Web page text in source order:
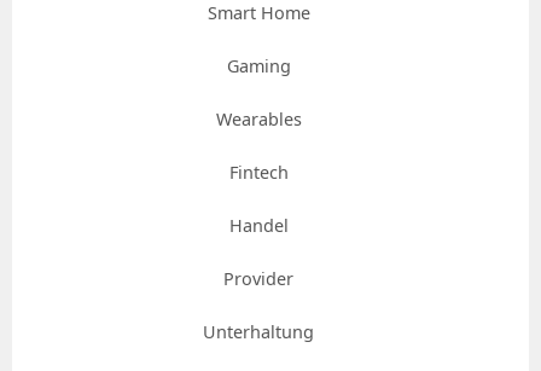
Smart Home
Gaming
Wearables
Fintech
Handel
Provider
Unterhaltung